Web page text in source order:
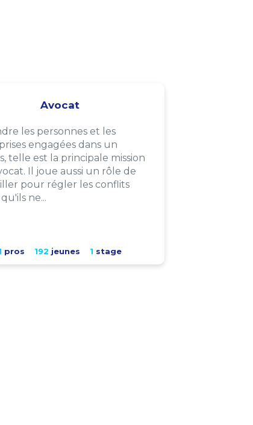
Avocat
les personnes et les
engagées dans un
telle est la principale mission
Il joue aussi un rôle de
pour régler les conflits
ne...
pros 192 jeunes 1 stage